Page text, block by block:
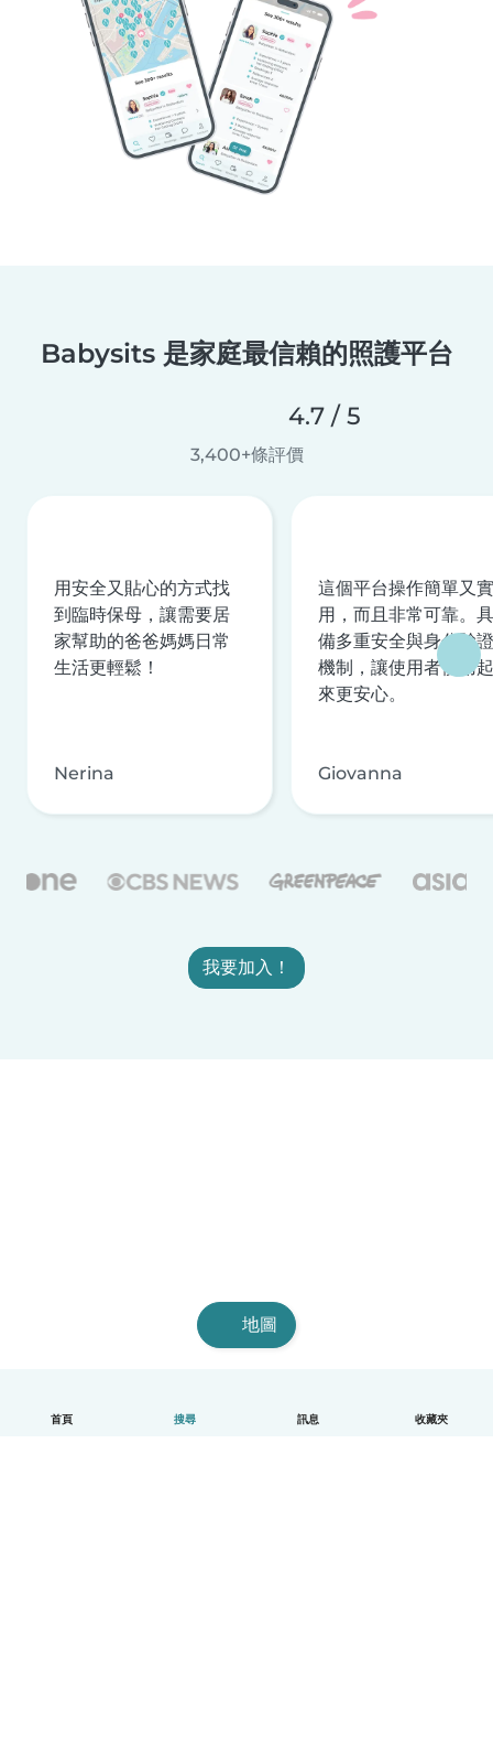
首頁 搜尋 訊息 收藏夾
Babysits 是家庭最信賴的照護平台
4.7 / 5
3,400+條評價
用安全又貼心的方式找
到臨時保母，讓需要居
家幫助的爸爸媽媽日常
生活更輕鬆！
Nerina
這個平台操作簡單又實
用，而且非常可靠。具
備多重安全與身分驗證
機制，讓使用者使用起
來更安心。
Giovanna
我要加入！
地圖